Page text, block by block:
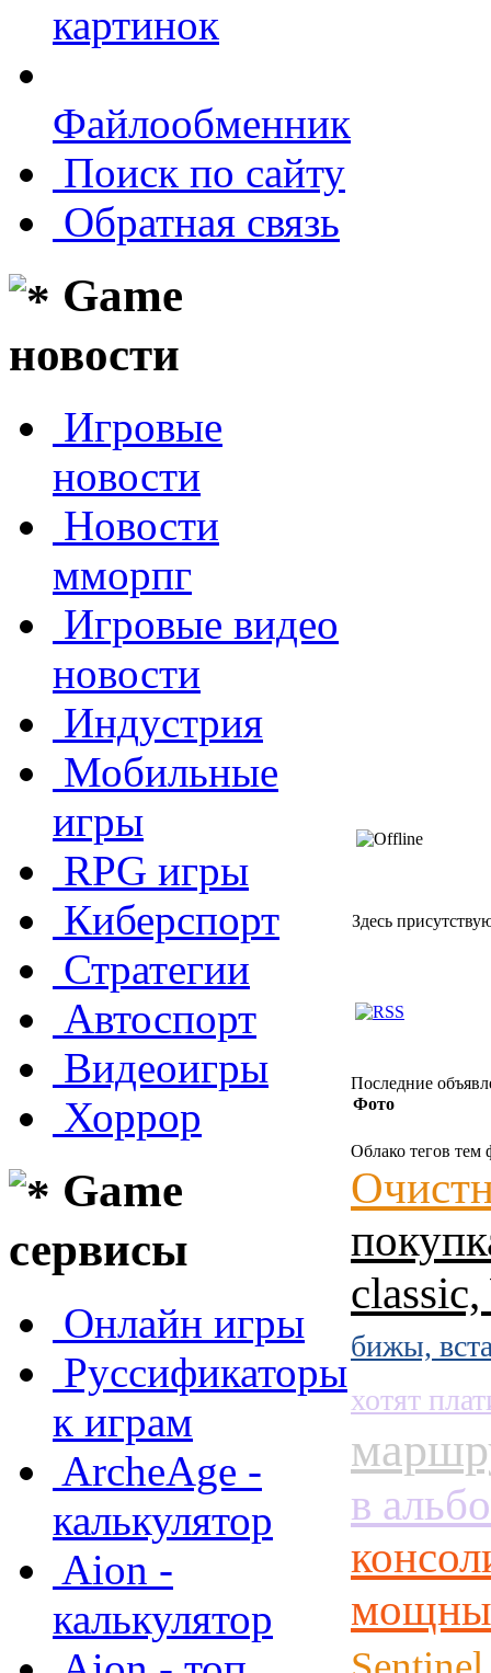
картинок
Файлообменник
Поиск по сайту
Обратная связь
Game
новости
Игровые
новости
Новости
мморпг
Игровые видео
новости
Индустрия
Мобильные
игры
RPG игры
Киберспорт
Стратегии
Автоспорт
Видеоигры
Хоррор
Game
сервисы
Онлайн игры
Руссификаторы
к играм
ArcheAge -
калькулятор
Aion -
калькулятор
Здесь
Последние
Фото
Облако тегов тем
бижы,
хотят
в